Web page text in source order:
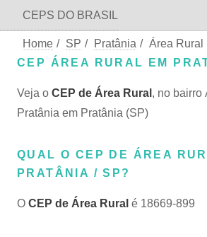
CEPS DO BRASIL
Home / SP / Pratânia / Área Rural
CEP ÁREA RURAL EM
Veja o CEP de Área Rural , no bairro
Pratânia em Pratânia (SP)
QUAL O CEP DE ÁREA
PRATÂNIA / SP?
O CEP de Área Rural é 18669-899